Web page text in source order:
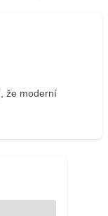
že moderní